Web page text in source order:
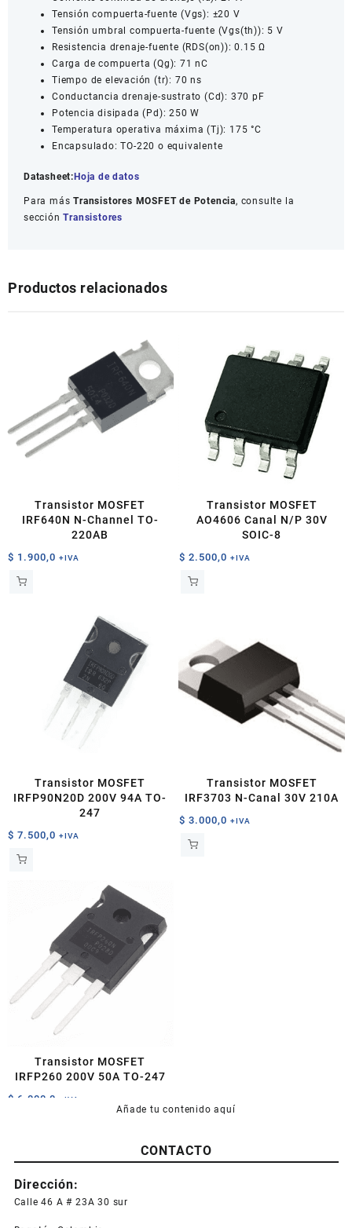
Tensión compuerta-fuente (Vgs): ±20 V
Tensión umbral compuerta-fuente (Vgs(th)): 5 V
Resistencia drenaje-fuente (RDS(on)): 0.15 Ω
Carga de compuerta (Qg): 71 nC
Tiempo de elevación (tr): 70 ns
Conductancia drenaje-sustrato (Cd): 370 pF
Potencia disipada (Pd): 250 W
Temperatura operativa máxima (Tj): 175 °C
Encapsulado: TO-220 o equivalente
Datasheet:Hoja de datos
Para másTransistores MOSFET de Potencia, consulte la
secciónTransistores
Productos relacionados
Transistor MOSFET
IRF640N N-Channel TO-
220AB
$ 1.900,0 +IVA
Transistor MOSFET
AO4606 Canal N/P 30V
SOIC-8
$ 2.500,0 +IVA
Transistor MOSFET
IRFP90N20D 200V 94A TO-
247
$ 7.500,0 +IVA
Transistor MOSFET
IRF3703 N-Canal 30V 210A
$ 3.000,0 +IVA
Transistor MOSFET
IRFP260 200V 50A TO-247
$ 6.000,0 +IVA
Añade tu contenido aquí
CONTACTO
Dirección:
Calle 46 A # 23A 30 sur